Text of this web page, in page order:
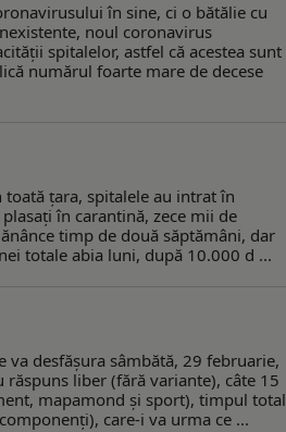
în sine, ci o bătălie cu
noul coronavirus
spitalelor, astfel că acestea sunt
numărul foarte mare de decese
ţara, spitalele au intrat în
în carantină, zece mii de
timp de două săptămâni, dar
totale abia luni, după 10.000 d ...
va desfăşura sâmbătă, 29 februarie,
liber (fără variante), câte 15
mapamond şi sport), timpul total
care-i va urma ce ...